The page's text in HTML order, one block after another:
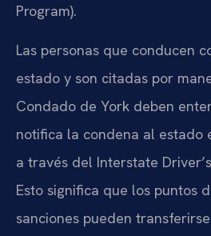
Program).
Las personas que conducen
estado y son citadas por
Condado de York deben
notifica la condena al estado
a través del Interstate
Esto significa que los puntos
sanciones pueden